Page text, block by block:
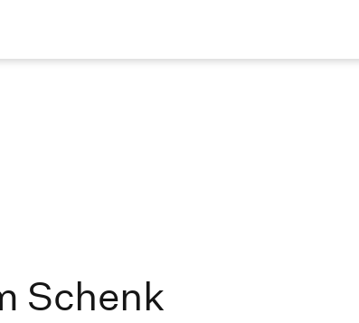
Schenk